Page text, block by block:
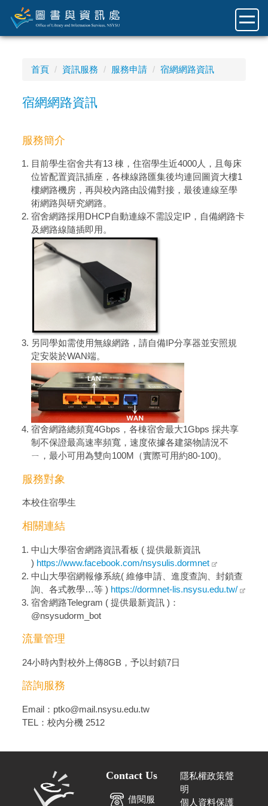
到
主
首頁 資訊服務 服務申請 宿網網路資訊
宿網網路資訊
服務簡介
目前學生宿舍共有13 棟，住宿學生近4000人，且每床
位皆配置資訊插座，各棟線路匯集後均連回圖資大樓1
樓網路機房，再與校內路由設備對接，最後連線至學
術網路與研究網路。
宿舍網路採用DHCP自動連線不需設定IP，自備網路卡
及網路線隨插即用。
另同學如需使用無線網路，請自備IP分享器並安照規
定安裝於WAN端。
宿舍網路總頻寬4Gbps，各棟宿舍最大1Gbps 採共享
制不保證最高速率頻寬，速度依據各建築物請況不
ㄧ，最小可用為雙向100M（實際可用約80-100)。
服務對象
本校住宿學生
相關連結
中山大學宿舍網路資訊看板 ( 提供最新資訊
) https://www.facebook.com/nsysulis.dormnet
中山大學宿網報修系統( 維修申請、進度查詢、封鎖查
詢、各式教學…等 ) https://dormnet-lis.nsysu.edu.tw/
宿舍網路Telegram ( 提供最新資訊 )：
@nsysudorm_bot
流量管理
24小時內對校外上傳8GB，予以封鎖7日
諮詢服務
Email：ptko@mail.nsysu.edu.tw
TEL：校內分機 2512
Contact Us
借閱服
隱私權政策聲
明
個人資料保護